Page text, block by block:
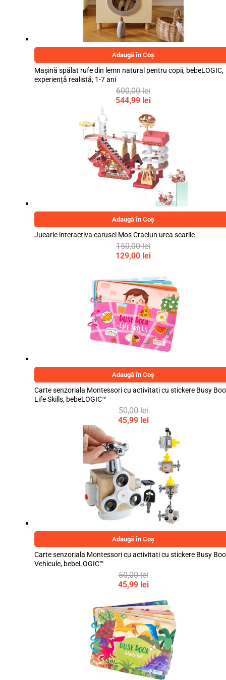
Adaugă în Coș
Mașină spălat rufe din lemn natural pentru copii, bebeLOGIC,
experiență realistă, 1-7 ani
600,00lei
Prețul
fost:
600,00 lei.
544,99 lei
curent
este:
544,99 lei.
Adaugă în Coș
Jucarie interactiva carusel Mos Craciun urca scarile
150,00lei
Prețul
fost:
150,00 lei.
129,00 lei
curent
este:
129,00 lei.
Adaugă în Coș
Carte senzoriala Montessori cu activitati cu stickere Busy
Life Skills, bebeLOGIC™
50,00lei
Prețul
50,00 lei.
45,99 lei
45,99 lei.
Adaugă în Coș
Carte senzoriala Montessori cu activitati cu stickere Busy
Vehicule, bebeLOGIC™
50,00lei
Prețul
a
fost:
50,00 lei.
45,99 lei
curent
este:
45,99 lei.